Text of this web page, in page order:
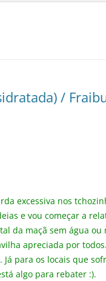
/
excessiva nos
e vou começar a
da maçã sem água ou
apreciada por
para os locais que
algo para rebater :).